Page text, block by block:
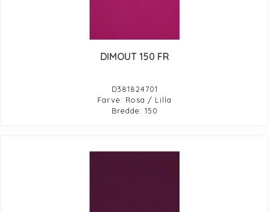
DIMOUT 150 FR
D381824701
Farve: Rosa / Lilla
Bredde: 150